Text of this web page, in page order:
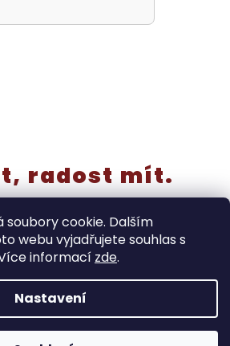
soubory cookie. Dalším
webu vyjadřujete souhlas s
informací zde.
Nastavení
a knoflíky” - již nebudou
produkty končí do 30.8. Dále
stuhy, miniatury, metrážové
radost mít.
Vytvořil Shoptet
filcu. Všechna práva vyhrazena.